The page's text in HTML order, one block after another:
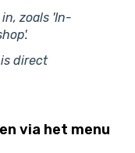
zoals 'In-
.
direct
via het menu